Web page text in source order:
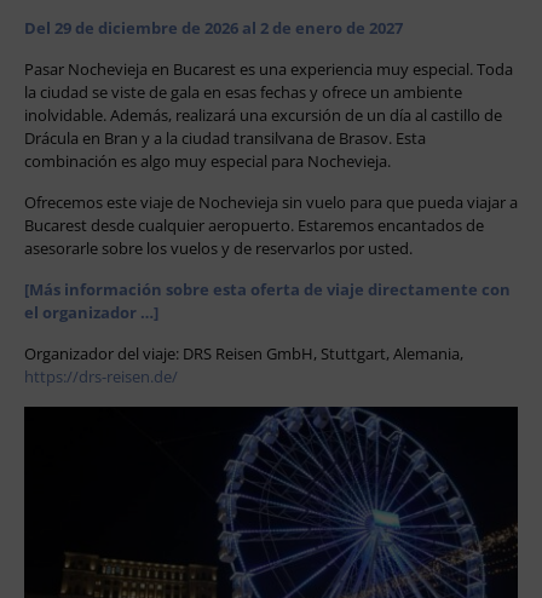
Del 29 de diciembre de 2026 al 2 de enero de 2027
Pasar Nochevieja en Bucarest es una experiencia muy especial. Toda
la ciudad se viste de gala en esas fechas y ofrece un ambiente
inolvidable. Además, realizará una excursión de un día al castillo de
Drácula en Bran y a la ciudad transilvana de Brasov. Esta
combinación es algo muy especial para Nochevieja.
Ofrecemos este viaje de Nochevieja sin vuelo para que pueda viajar a
Bucarest desde cualquier aeropuerto. Estaremos encantados de
asesorarle sobre los vuelos y de reservarlos por usted.
[Más información sobre esta oferta de viaje directamente con
el organizador …]
Organizador del viaje: DRS Reisen GmbH, Stuttgart, Alemania,
https://drs-reisen.de/